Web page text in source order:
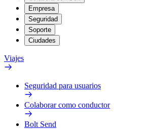
Empresa
Seguridad
Soporte
Ciudades
Viajes
Seguridad para usuarios
Colaborar como conductor
Bolt Send